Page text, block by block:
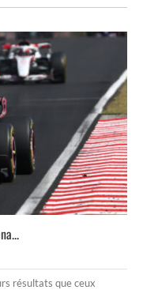
résultats que ceux